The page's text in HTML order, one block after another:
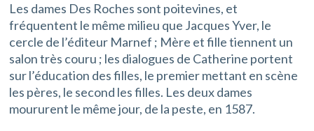
Les dames Des Roches sont poitevines, et
fréquentent le même milieu que Jacques Yver, le
cercle de l’éditeur Marnef ; Mère et fille tiennent un
salon très couru ; les dialogues de Catherine portent
sur l’éducation des filles, le premier mettant en scène
les pères, le second les filles. Les deux dames
moururent le même jour, de la peste, en 1587.